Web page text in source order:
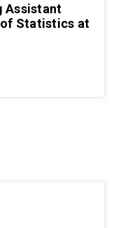
Assistant
Statistics at